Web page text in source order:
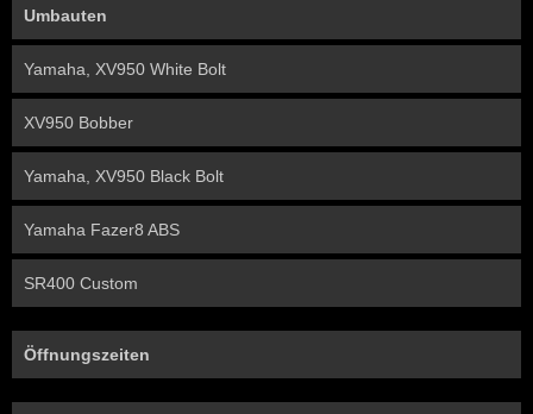
Umbauten
Yamaha, XV950 White Bolt
XV950 Bobber
Yamaha, XV950 Black Bolt
Yamaha Fazer8 ABS
SR400 Custom
Öffnungszeiten